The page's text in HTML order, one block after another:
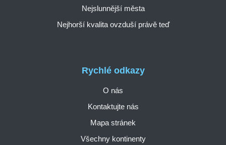
Rychlé odkazy
O nás
Kontaktujte nás
Mapa stránek
Všechny kontinenty
Nejslunnější města
Nejhorší kvalita ovzduší právě teď